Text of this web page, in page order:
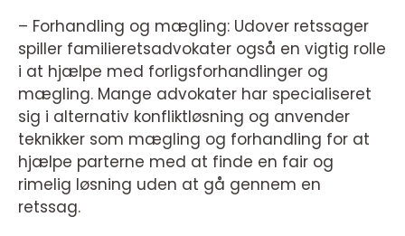
– Forhandling og mægling: Udover retssager
spiller familieretsadvokater også en vigtig rolle
i at hjælpe med forligsforhandlinger og
mægling. Mange advokater har specialiseret
sig i alternativ konfliktløsning og anvender
teknikker som mægling og forhandling for at
hjælpe parterne med at finde en fair og
rimelig løsning uden at gå gennem en
retssag.